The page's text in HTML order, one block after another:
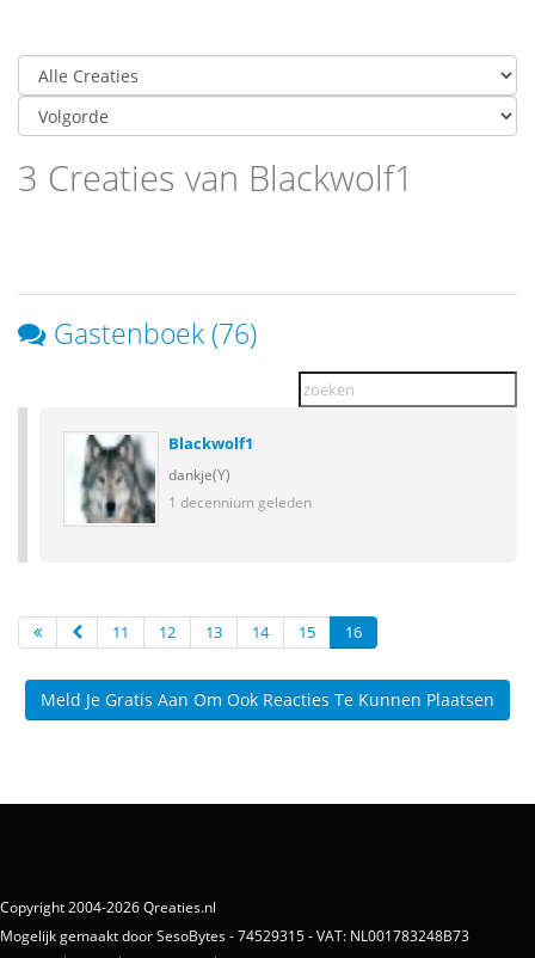
3 Creaties van Blackwolf1
Gastenboek (76)
Blackwolf1
dankje(Y)
1 decennium geleden
11 12 13 14 15 16
Meld Je Gratis Aan Om Ook Reacties Te Kunnen Plaatsen
Copyright 2004-2026 Qreaties.nl
Mogelijk gemaakt door SesoBytes - 74529315 - VAT: NL001783248B73